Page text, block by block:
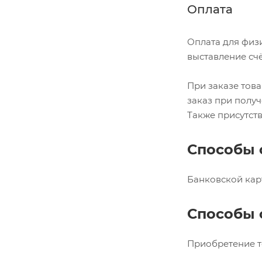
Оплата
Оплата для
выставление
При заказе
заказ при
Также
Способы
Банковской
Способы
Приобретение